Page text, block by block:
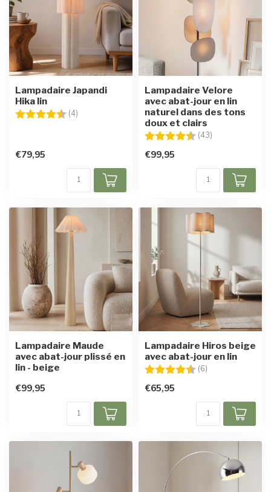
Lampadaire Japandi
Hika lin
Note:
(4)
€79,95
Lampadaire Velore
avec abat-jour en lin
naturel dans des tons
doux et clairs
Note:
(43)
€99,95
Lampadaire Maude
avec abat-jour plissé en
lin - beige
€99,95
Lampadaire Hiros beige
avec abat-jour en lin
Note:
(6)
€65,95